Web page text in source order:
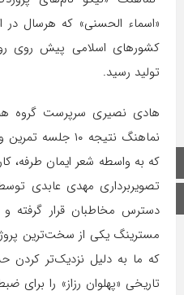
صفحه اصلی
«اسماء الحسنی» که هرسال در
کشورهای اسلامی پیش روی
تولید رسید.
هادی نصیری سرپرست گروه هم
که به واسطه شعر ایمان طرفه،
تصویربرداری مهدی عابدی
دسترس مخاطبان قرار گرفته
مسترینگ یکی از سخت‌ترین
که ما به دلیل نزدیک‌تر
تاریخی «پهلوان رزاز» را برای